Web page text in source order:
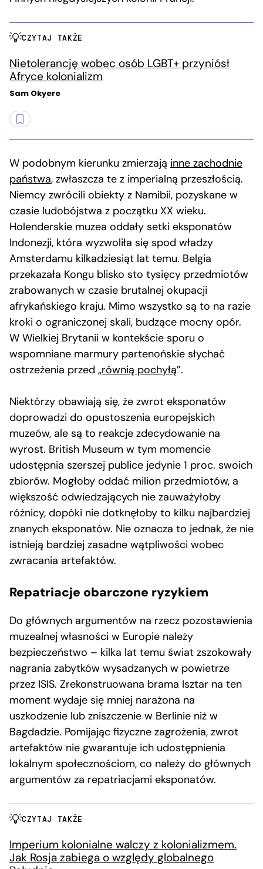
CZYTAJ TAKŻE
Nietolerancję wobec osób LGBT+ przyniósł
Afryce kolonializm
Sam Okyere
W podobnym kierunku zmierzają inne zachodnie
państwa, zwłaszcza te z imperialną przeszłością.
Niemcy zwrócili obiekty z Namibii, pozyskane w
czasie ludobójstwa z początku XX wieku.
Holenderskie muzea oddały setki eksponatów
Indonezji, która wyzwoliła się spod władzy
Amsterdamu kilkadziesiąt lat temu. Belgia
przekazała Kongu blisko sto tysięcy przedmiotów
zrabowanych w czasie brutalnej okupacji
afrykańskiego kraju. Mimo wszystko są to na razie
kroki o ograniczonej skali, budzące mocny opór.
W Wielkiej Brytanii w kontekście sporu o
wspomniane marmury partenońskie słychać
ostrzeżenia przed „równią pochyłą”.
Niektórzy obawiają się, że zwrot eksponatów
doprowadzi do opustoszenia europejskich
muzeów, ale są to reakcje zdecydowanie na
wyrost. British Museum w tym momencie
udostępnia szerszej publice jedynie 1 proc. swoich
zbiorów. Mogłoby oddać milion przedmiotów, a
większość odwiedzających nie zauważyłoby
różnicy, dopóki nie dotknęłoby to kilku najbardziej
znanych eksponatów. Nie oznacza to jednak, że nie
istnieją bardziej zasadne wątpliwości wobec
zwracania artefaktów.
Repatriacje obarczone ryzykiem
Do głównych argumentów na rzecz pozostawienia
muzealnej własności w Europie należy
bezpieczeństwo – kilka lat temu świat zszokowały
nagrania zabytków wysadzanych w powietrze
przez ISIS. Zrekonstruowana brama Isztar na ten
moment wydaje się mniej narażona na
uszkodzenie lub zniszczenie w Berlinie niż w
Bagdadzie. Pomijając fizyczne zagrożenia, zwrot
artefaktów nie gwarantuje ich udostępnienia
lokalnym społecznościom, co należy do głównych
argumentów za repatriacjami eksponatów.
CZYTAJ TAKŻE
Imperium kolonialne walczy z kolonializmem.
Jak Rosja zabiega o względy globalnego